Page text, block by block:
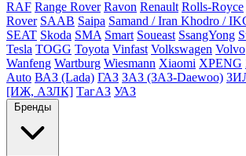
RAF Range Rover Ravon Renault Rolls-Royce
Rover SAAB Saipa Samand / Iran Khodro /
SEAT Skoda SMA Smart Soueast SsangYong
Tesla TOGG Toyota Vinfast Volkswagen Volvo
Wanfeng Wartburg Wiesmann Xiaomi XPENG
Auto ВАЗ (Lada) ГАЗ ЗАЗ (ЗАЗ-Daewoo)
[ИЖ, АЗЛК] ТагАЗ УАЗ
Бренды